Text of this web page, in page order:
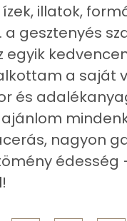
telítetlen
telítetlen
illatok,
a gesztenyés
egyik
a saját
és
nagyon
édesség